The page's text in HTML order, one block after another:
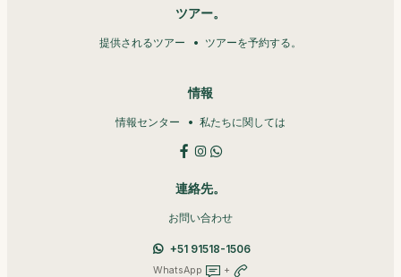
ツアー。
提供されるツアー ツアーを予約する。
情報
情報センター 私たちに関しては
連絡先。
お問い合わせ
+51 91518-1506
WhatsApp +